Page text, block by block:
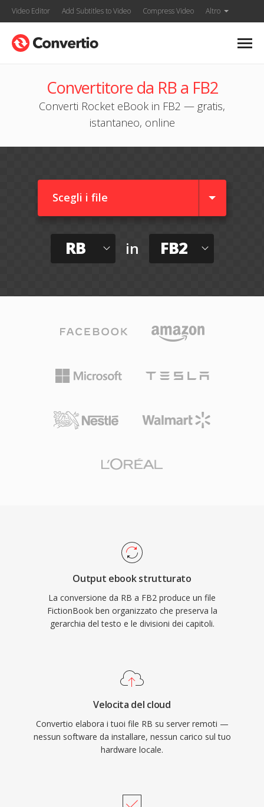
Video Editor Add Subtitles to Video Compress Video Altro
Convertitore da RB a FB2
Converti Rocket eBook in FB2 — gratis,
istantaneo, online
Scegli i file
RB in FB2
Output ebook strutturato
La conversione da RB a FB2 produce un file
FictionBook ben organizzato che preserva la
gerarchia del testo e le divisioni dei capitoli.
Velocita del cloud
Convertio elabora i tuoi file RB su server remoti —
nessun software da installare, nessun carico sul tuo
hardware locale.